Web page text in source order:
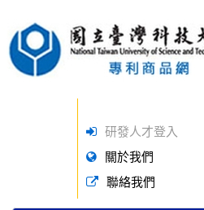
研發人才登入
關於我們
聯絡我們